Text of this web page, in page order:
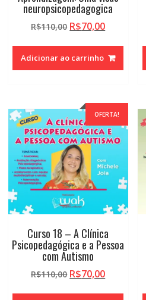
neuropsicopedagogica
R$110,00 O
original
era:
R$70,00O
atual
é:
Adicionar ao carrinho
OFERTA!
Curso 18 – A Clínica
Psicopedagógica e a Pessoa
com Autismo
R$110,00 O
R$70,00O